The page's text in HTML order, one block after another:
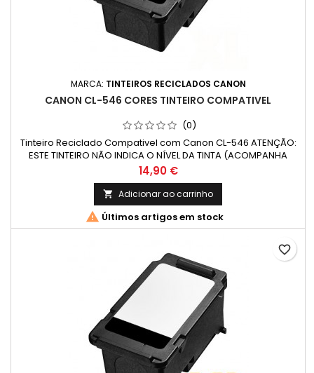
MARCA: TINTEIROS RECICLADOS CANON
CANON CL-546 CORES TINTEIRO COMPATIVEL
(0)
Tinteiro Reciclado Compativel com Canon CL-546 ATENÇÃO:
ESTE TINTEIRO NÃO INDICA O NÍVEL DA TINTA (ACOMPANHA
COM INSTRUÇÕES) Cor: Cor (Tricolor) Capacidade: 6 ml
Rendimento Médio: 180 Páginas*
Preço
14,90 €
 Adicionar ao carrinho
 Últimos artigos em stock
favorite_border